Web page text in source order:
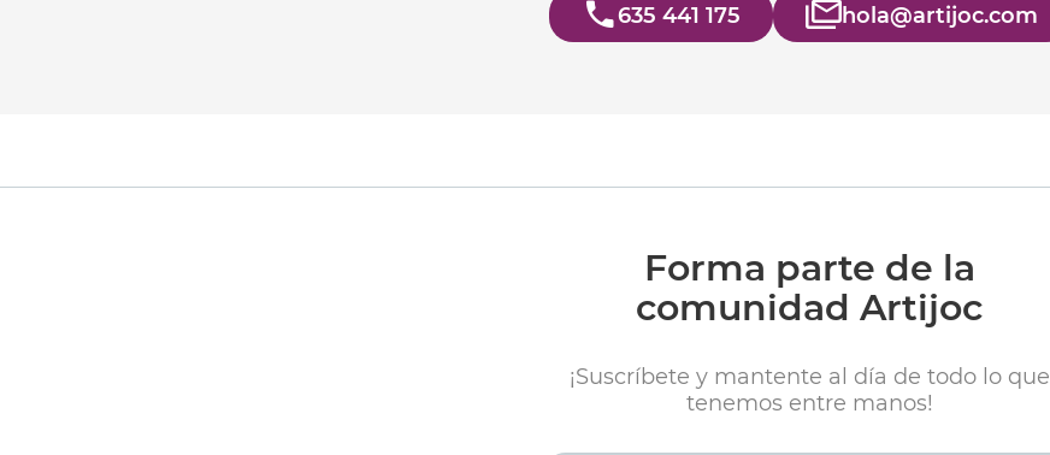
635 441 175 hola@artijoc.com
Forma parte de la
comunidad Artijoc
¡Suscríbete y mantente al día de todo lo que
tenemos entre manos!